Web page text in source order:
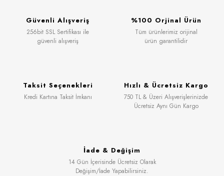
Güvenli Alışveriş
256bit SSL Sertifikası ile
güvenli alışveriş
%100 Orjinal Ürün
Tüm ürünlerimiz orijinal
ürün garantilidir
Taksit Seçenekleri
Kredi Kartına Taksit İmkanı
Hızlı & Ücretsiz Kargo
750 TL & Üzeri Alışverişlerinizde
Ücretsiz Aynı Gün Kargo
İade & Değişim
14 Gün İçerisinde Ücretsiz Olarak
Değişim/İade Yapabilirsiniz.